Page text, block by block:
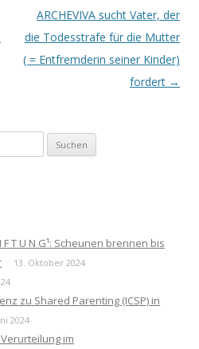
ARCHEVIVA sucht Vater, der
die Todesstrafe für die Mutter
( = Entfremderin seiner Kinder)
fordert →
F T U N G¹: Scheunen brennen bis
13. Oktober 2024
zu Shared Parenting (ICSP) in
2024
im